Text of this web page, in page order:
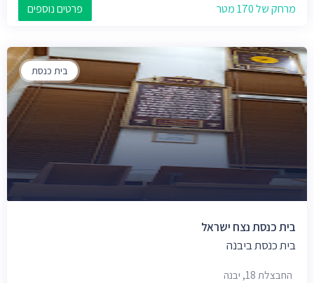
מרחק של 170 מטר פרטים נוספים
בית כנסת
בית כנסת נצח ישראל
בית כנסת ביבנה
החבצלת 18, יבנה